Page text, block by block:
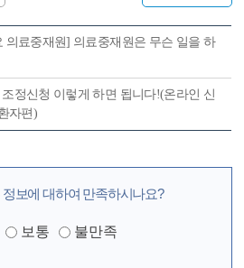
의료중재원] 의료중재원은 무슨 일을 하
정신청 이렇게 하면 됩니다!(온라인 신
자편)
보에 대하여 만족하시나요?
보통
불만족